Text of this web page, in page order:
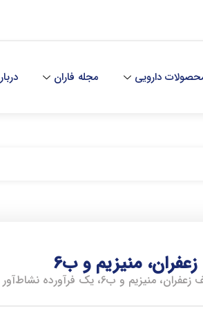
دارویی مجله فاران
زعفران، منیزیم و ب6
مکمل دورالایف زعفران،